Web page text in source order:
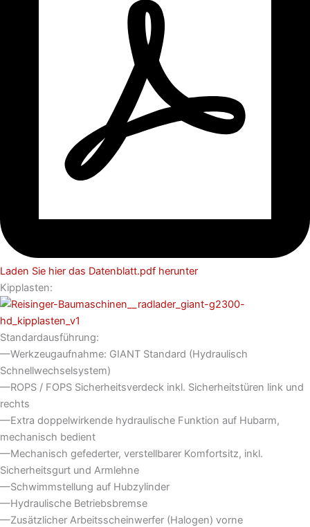
Laden Sie hier das Datenblatt.pdf herunter
Kipplasten:
Standardausführung:
—Werkzeugaufnahme: GIANT Standard (Hydraulisch
Schnellwechselsystem)
—ROPS / FOPS Sicherheitsverdeck inkl. Sicherheitstüren link und
rechts
—Extra doppelwirkende hydraulische Funktion auf Hubarm,
mechanisch bedient
—Mechanisch gefederter, verstellbarer Komfortsitz, inkl.
Sicherheitsgurt und Armlehne
—Schwimmstellung auf Hubzylinder
—Hydraulische Betriebsbremse
—Zusätzlicher Arbeitsscheinwerfer (Halogen) vorne